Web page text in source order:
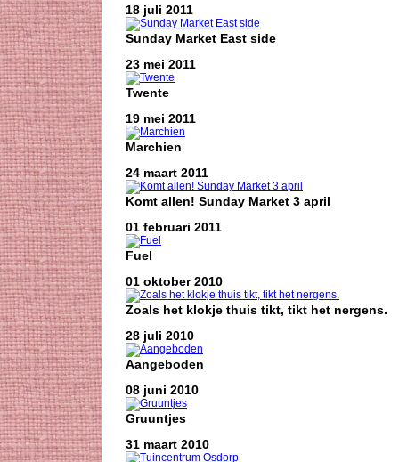
18 juli 2011
Sunday Market East side
23 mei 2011
Twente
19 mei 2011
Marchien
24 maart 2011
Komt allen! Sunday Market 3 april
01 februari 2011
Fuel
01 oktober 2010
Zoals het klokje thuis tikt, tikt het nergens.
28 juli 2010
Aangeboden
08 juni 2010
Gruuntjes
31 maart 2010